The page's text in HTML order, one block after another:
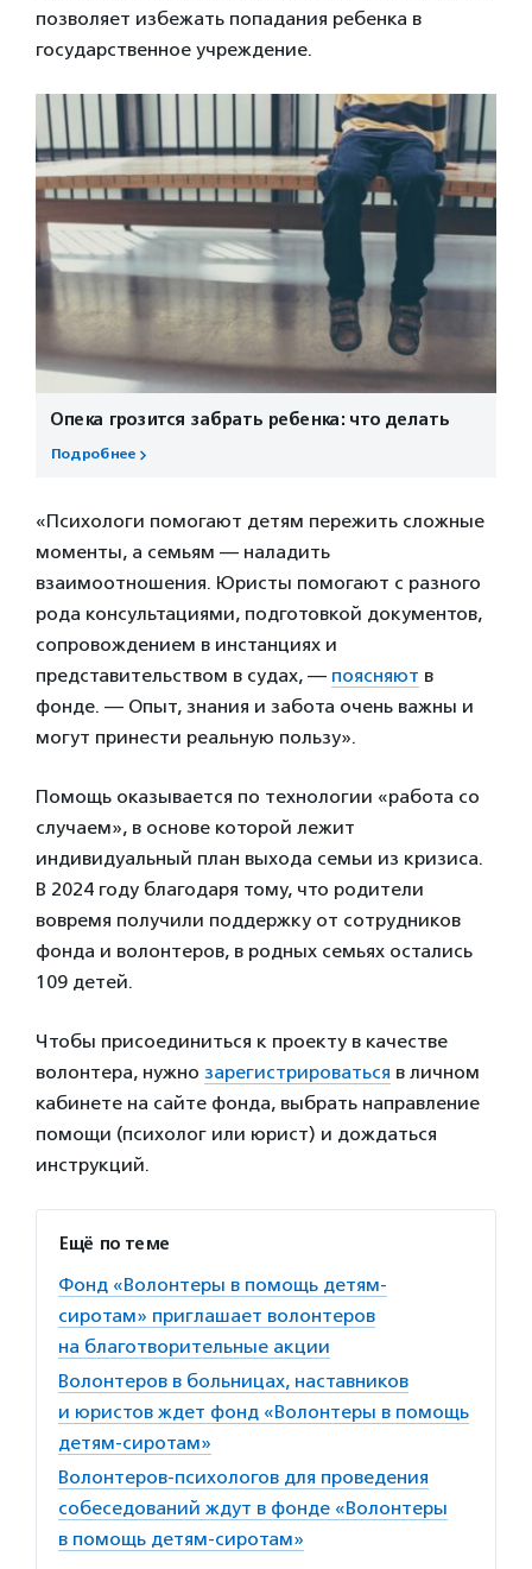
позволяет избежать попадания ребенка в
государственное учреждение.
Опека грозится забрать ребенка: что делать
Подробнее
«Психологи помогают детям пережить сложные
моменты, а семьям — наладить
взаимоотношения. Юристы помогают с разного
рода консультациями, подготовкой документов,
сопровождением в инстанциях и
представительством в судах, — поясняют в
фонде. — Опыт, знания и забота очень важны и
могут принести реальную пользу».
Помощь оказывается по технологии «работа со
случаем», в основе которой лежит
индивидуальный план выхода семьи из кризиса.
В 2024 году благодаря тому, что родители
вовремя получили поддержку от сотрудников
фонда и волонтеров, в родных семьях остались
109 детей.
Чтобы присоединиться к проекту в качестве
волонтера, нужно зарегистрироваться в личном
кабинете на сайте фонда, выбрать направление
помощи (психолог или юрист) и дождаться
инструкций.
Ещё по теме
Фонд «Волонтеры в помощь детям-
сиротам» приглашает волонтеров
на благотворительные акции
Волонтеров в больницах, наставников
и юристов ждет фонд «Волонтеры в помощь
детям-сиротам»
Волонтеров-психологов для проведения
собеседований ждут в фонде «Волонтеры
в помощь детям-сиротам»